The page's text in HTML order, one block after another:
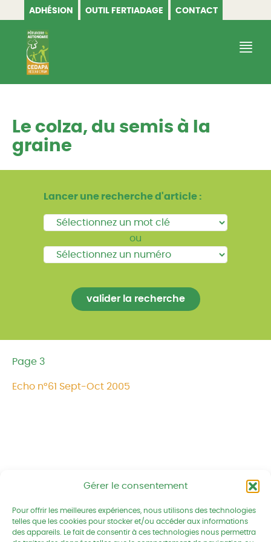
Gérer le consentement
Pour offrir les meilleures expériences, nous utilisons des technologies
telles que les cookies pour stocker et/ou accéder aux informations
des appareils. Le fait de consentir à ces technologies nous permettra
ADHÉSION OUTIL FERTIADAGE CONTACT
CEDAPA
Le colza, du semis à la
graine
Lancer une recherche d'article :
ou
Page 3
Echo n°61 Sept-Oct 2005
Réseau CIVAM - Campagnes vivantes
2 av. du Chalutier Sans Pitié BP
332